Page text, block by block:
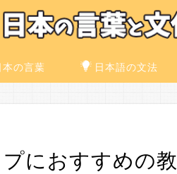
本の言葉 日本語の文法
プにおすすめの教